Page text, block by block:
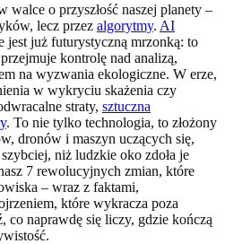
walce o przyszłość naszej planety –
lecz przez algorytmy. AI
jest już futurystyczną mrzonką: to
kontrolę nad analizą,
na wyzwania ekologiczne. W erze,
w wykryciu skażenia czy
straty, sztuczna
. To nie tylko technologia, to złożony
dronów i maszyn uczących się,
niż ludzkie oko zdoła je
7 rewolucyjnych zmian, które
– wraz z faktami,
które wykracza poza
co naprawdę się liczy, gdzie kończą